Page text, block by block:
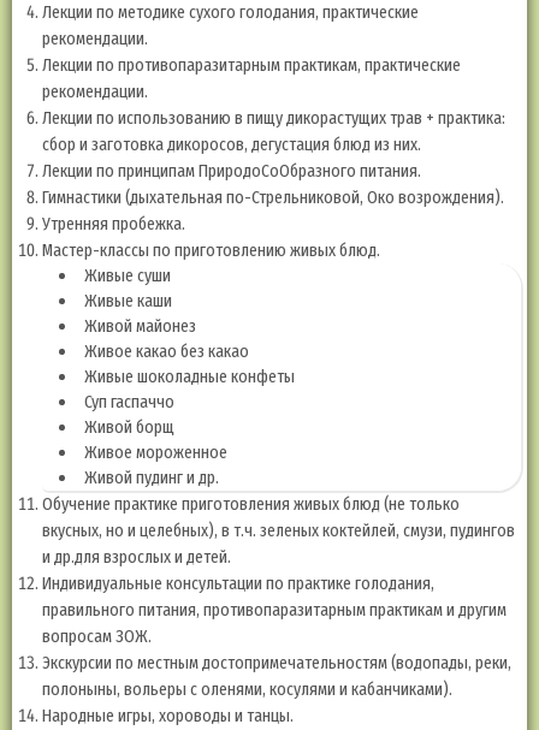
Лекции по методике сухого голодания, практические
рекомендации.
Лекции по противопаразитарным практикам, практические
рекомендации.
Лекции по использованию в пищу дикорастущих трав + практика:
сбор и заготовка дикоросов, дегустация блюд из них.
Лекции по принципам ПриродоСоОбразного питания.
Гимнастики (дыхательная по-Стрельниковой, Око возрождения).
Утренняя пробежка.
Мастер-классы по приготовлению живых блюд.
Живые суши
Живые каши
Живой майонез
Живое какао без какао
Живые шоколадные конфеты
Суп гаспаччо
Живой борщ
Живое мороженное
Живой пудинг и др.
Обучение практике приготовления живых блюд (не только
вкусных, но и целебных), в т.ч. зеленых коктейлей, смузи, пудингов
и др.для взрослых и детей.
Индивидуальные консультации по практике голодания,
правильного питания, противопаразитарным практикам и другим
вопросам ЗОЖ.
Экскурсии по местным достопримечательностям (водопады, реки,
полоныны, вольеры с оленями, косулями и кабанчиками).
Народные игры, хороводы и танцы.